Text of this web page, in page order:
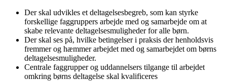
Der skal udvikles et deltagelsesbegreb, som kan styrke
forskellige faggruppers arbejde med og samarbejde om at
skabe relevante deltagelsesmuligheder for alle børn.
Der skal ses på, hvilke betingelser i praksis der henholdsvis
fremmer og hæmmer arbejdet med og samarbejdet om børns
deltagelsesmuligheder.
Centrale faggrupper og uddannelsers tilgange til arbejdet
omkring børns deltagelse skal kvalificeres